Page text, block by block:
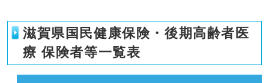
滋賀県国民健康保険・後期高齢者医
療 保険者等一覧表